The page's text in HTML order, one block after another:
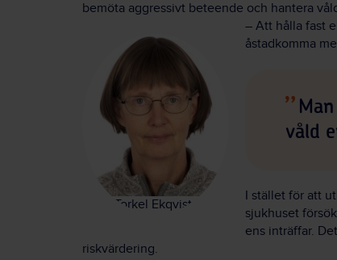
bemöta aggressivt beteende och hantera
Foto: Torkel Ekqvist
– Att hålla fast
åstadkomma
våld
I stället för att
sjukhuset
ens inträffar.
riskvärdering.